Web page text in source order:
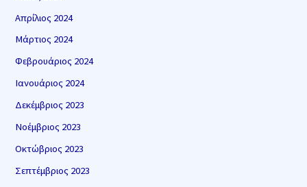
Απρίλιος 2024
Μάρτιος 2024
Φεβρουάριος 2024
Ιανουάριος 2024
Δεκέμβριος 2023
Νοέμβριος 2023
Οκτώβριος 2023
Σεπτέμβριος 2023